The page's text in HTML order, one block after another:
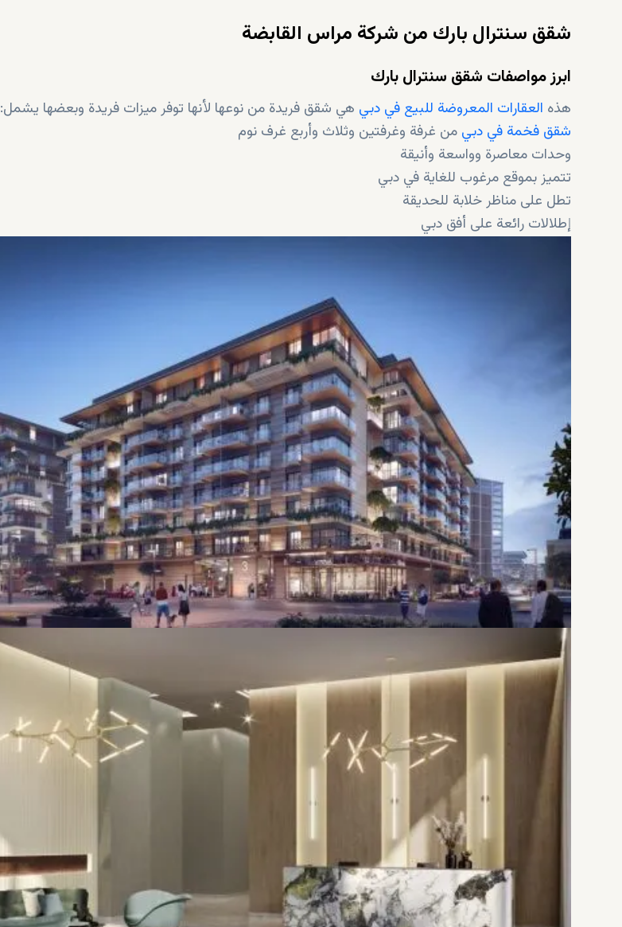
شقق سنترال بارك من شركة مراس القابضة
ابرز مواصفات شقق سنترال بارك
هذه العقارات المعروضة للبيع في دبي هي شقق فريدة من نوعها لأنها توفر ميزات فريدة وبعضها يشمل:
شقق فخمة في دبي من غرفة وغرفتين وثلاث وأربع غرف نوم
وحدات معاصرة وواسعة وأنيقة
تتميز بموقع مرغوب للغاية في دبي
تطل على مناظر خلابة للحديقة
إطلالات رائعة على أفق دبي